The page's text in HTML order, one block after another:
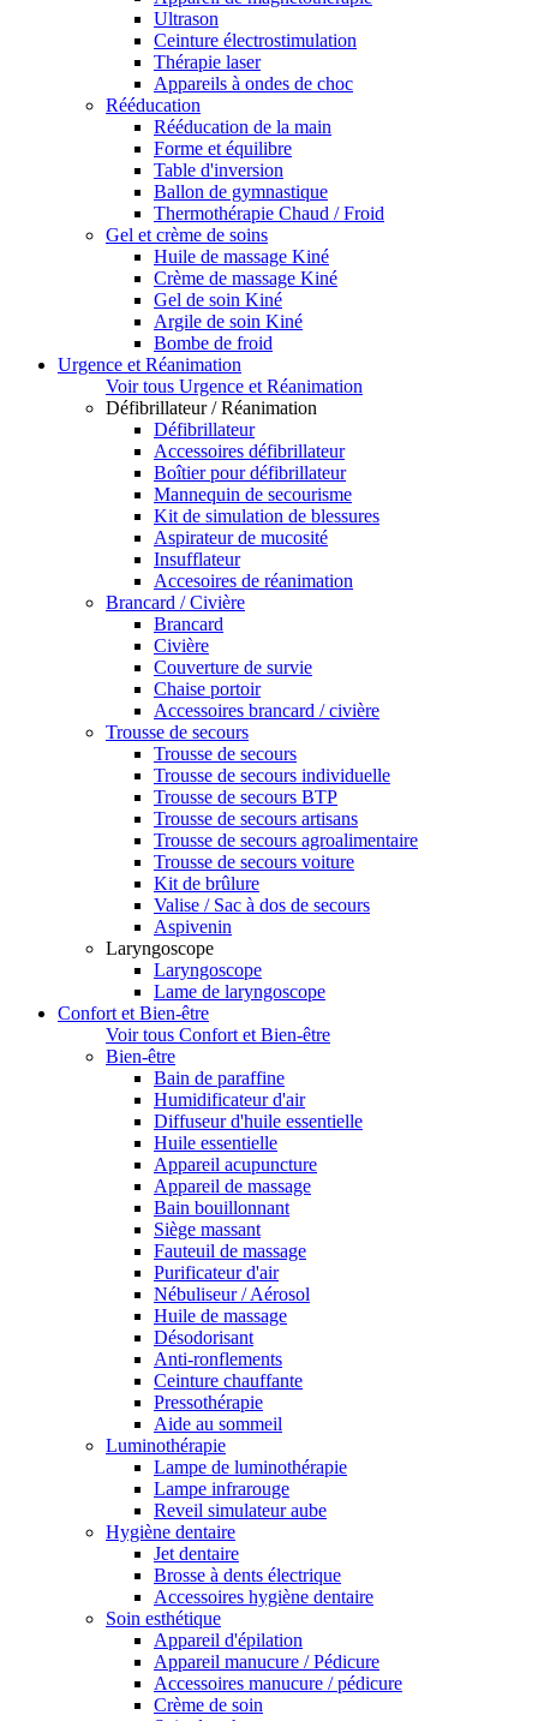
Ultrason
Ceinture électrostimulation
Thérapie laser
Appareils à ondes de choc
Rééducation
Rééducation de la main
Forme et équilibre
Table d'inversion
Ballon de gymnastique
Thermothérapie Chaud / Froid
Gel et crème de soins
Huile de massage Kiné
Crème de massage Kiné
Gel de soin Kiné
Argile de soin Kiné
Bombe de froid
Urgence et Réanimation
Voir tous Urgence et Réanimation
Défibrillateur / Réanimation
Défibrillateur
Accessoires défibrillateur
Boîtier pour défibrillateur
Mannequin de secourisme
Kit de simulation de blessures
Aspirateur de mucosité
Insufflateur
Accesoires de réanimation
Brancard / Civière
Brancard
Civière
Couverture de survie
Chaise portoir
Accessoires brancard / civière
Trousse de secours
Trousse de secours
Trousse de secours individuelle
Trousse de secours BTP
Trousse de secours artisans
Trousse de secours agroalimentaire
Trousse de secours voiture
Kit de brûlure
Valise / Sac à dos de secours
Aspivenin
Laryngoscope
Laryngoscope
Lame de laryngoscope
Confort et Bien-être
Voir tous Confort et Bien-être
Bien-être
Bain de paraffine
Humidificateur d'air
Diffuseur d'huile essentielle
Huile essentielle
Appareil acupuncture
Appareil de massage
Bain bouillonnant
Siège massant
Fauteuil de massage
Purificateur d'air
Nébuliseur / Aérosol
Huile de massage
Désodorisant
Anti-ronflements
Ceinture chauffante
Pressothérapie
Aide au sommeil
Luminothérapie
Lampe de luminothérapie
Lampe infrarouge
Reveil simulateur aube
Hygiène dentaire
Jet dentaire
Brosse à dents électrique
Accessoires hygiène dentaire
Soin esthétique
Appareil d'épilation
Appareil manucure / Pédicure
Accessoires manucure / pédicure
Crème de soin